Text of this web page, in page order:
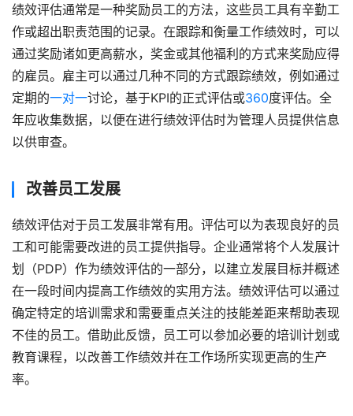
绩效评估通常是一种奖励员工的方法，这些员工具有辛勤工
作或超出职责范围的记录。在跟踪和衡量工作绩效时，可以
通过奖励诸如更高薪水，奖金或其他福利的方式来奖励应得
的雇员。雇主可以通过几种不同的方式跟踪绩效，例如通过
定期的一对一讨论，基于KPI的正式评估或360度评估。全
年应收集数据，以便在进行绩效评估时为管理人员提供信息
以供审查。
改善员工发展
绩效评估对于员工发展非常有用。评估可以为表现良好的员
工和可能需要改进的员工提供指导。企业通常将个人发展计
划（PDP）作为绩效评估的一部分，以建立发展目标并概述
在一段时间内提高工作绩效的实用方法。绩效评估可以通过
确定特定的培训需求和需要重点关注的技能差距来帮助表现
不佳的员工。借助此反馈，员工可以参加必要的培训计划或
教育课程，以改善工作绩效并在工作场所实现更高的生产
率。